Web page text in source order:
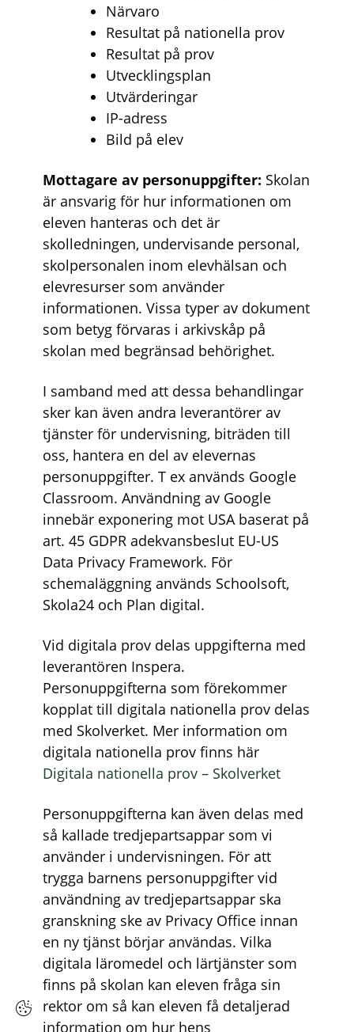
Närvaro
Resultat på nationella prov
Resultat på prov
Utvecklingsplan
Utvärderingar
IP-adress
Bild på elev
Mottagare av personuppgifter: Skolan
är ansvarig för hur informationen om
eleven hanteras och det är
skolledningen, undervisande personal,
skolpersonalen inom elevhälsan och
elevresurser som använder
informationen. Vissa typer av dokument
som betyg förvaras i arkivskåp på
skolan med begränsad behörighet.
I samband med att dessa behandlingar
sker kan även andra leverantörer av
tjänster för undervisning, biträden till
oss, hantera en del av elevernas
personuppgifter. T ex används Google
Classroom. Användning av Google
innebär exponering mot USA baserat på
art. 45 GDPR adekvansbeslut EU-US
Data Privacy Framework. För
schemaläggning används Schoolsoft,
Skola24 och Plan digital.
Vid digitala prov delas uppgifterna med
leverantören Inspera.
Personuppgifterna som förekommer
kopplat till digitala nationella prov delas
med Skolverket. Mer information om
digitala nationella prov finns här
Digitala nationella prov – Skolverket
Personuppgifterna kan även delas med
så kallade tredjepartsappar som vi
använder i undervisningen. För att
trygga barnens personuppgifter vid
användning av tredjepartsappar ska
granskning ske av Privacy Office innan
en ny tjänst börjar användas. Vilka
digitala läromedel och lärtjänster som
finns på skolan kan eleven fråga sin
rektor om så kan eleven få detaljerad
information om hur hens